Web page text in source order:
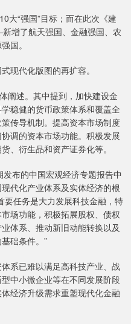
“强国”目标；而在此次《建
增了航天强国、金融强国、农
国。
代化版图的再扩容。
述。其中提到，加快建设金
稳健的货币政策体系和覆盖全
传导机制。提高资本市场制度
调的资本市场功能。积极发展
、衍生品和资产证券化等。
布的中国宏观经济专题报告中
代化产业体系及实体经济的根
要任务是大力发展科技金融，特
场功能，积极拓展股权、债权
体系、推动新旧动能转换以及
础条件。”
系已难以满足高科技产业、战
中小微企业等在不同发展阶段
经济升级需求重塑现代化金融